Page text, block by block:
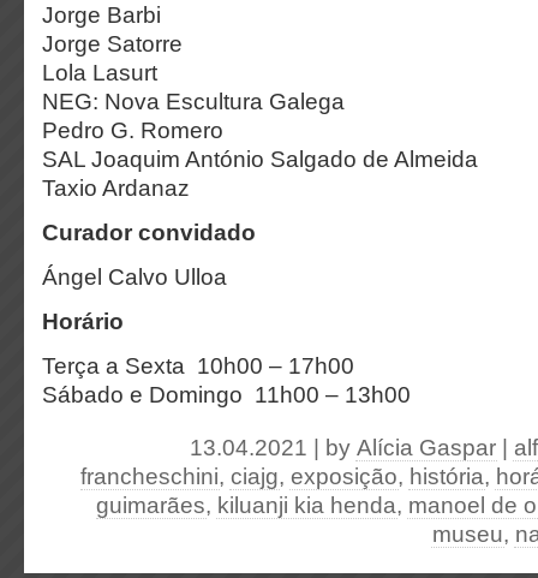
Jorge Barbi
Jorge Satorre
Lola Lasurt
NEG: Nova Escultura Galega
Pedro G. Romero
SAL Joaquim António Salgado de Almeida
Taxio Ardanaz
Curador convidado
Ángel Calvo Ulloa
Horário
Terça a Sexta 10h00 – 17h00
Sábado e Domingo 11h00 – 13h00
13.04.2021 | by Alícia Gaspar
francheschini, ciajg, exposição, história,
guimarães, kiluanji kia henda, manoel de
museu,